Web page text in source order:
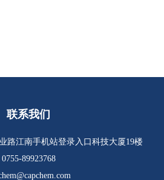
联系我们
路江南手机站登录入口科技大厦19楼
0755-89923768